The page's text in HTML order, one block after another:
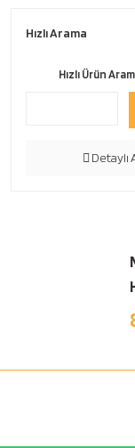
Hızlı Arama
Hızlı Ürün
Detaylı